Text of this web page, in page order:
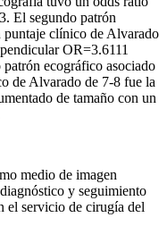
El segundo patrón
puntaje clínico de Alvarado
OR=3.6111
ecográfico asociado
de Alvarado de 7-8 fue la
de tamaño con un
medio de imagen
y seguimiento
el servicio de cirugía del